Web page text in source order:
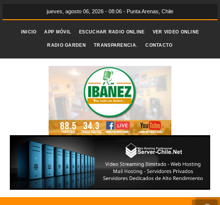
jueves, agosto 06, 2026 - 08:06 - Punta Arenas, Chile
INICIO APP MÓVIL ESCUCHAR RADIO ONLINE VER VIDEO ONLINE
RADIO GARDEN TRANSPARENCIA. CONTACTO